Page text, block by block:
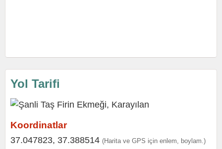
Yol Tarifi
Koordinatlar
37.047823, 37.388514 (Harita ve GPS için enlem, boylam.)